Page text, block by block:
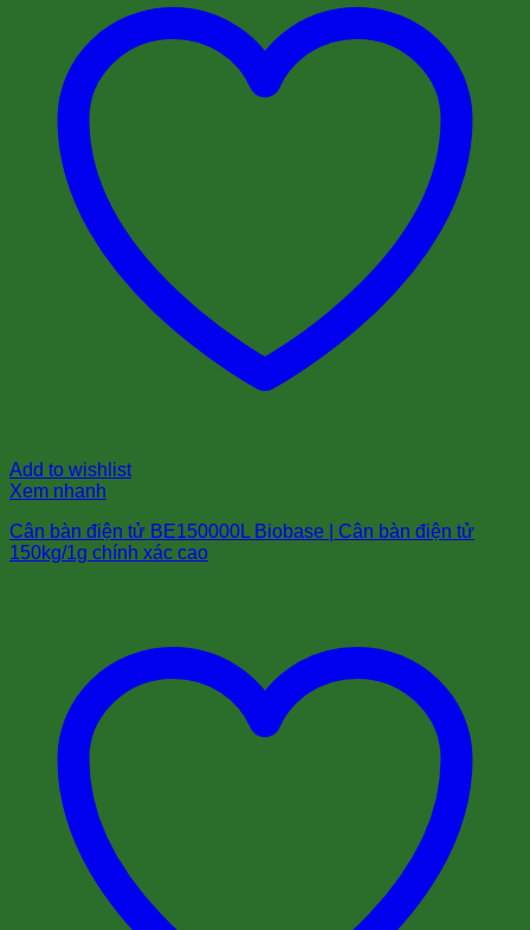
Add to wishlist
Xem nhanh
Cân bàn điện tử BE150000L Biobase | Cân bàn điện tử
150kg/1g chính xác cao